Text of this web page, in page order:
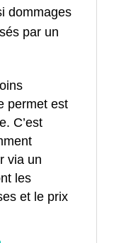
dommages
par un
permet est
C’est
via un
les
et le prix